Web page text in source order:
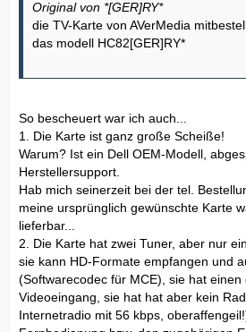
Original von *[GER]RY*
die TV-Karte von AVerMedia
das modell HC82[GER]RY*
So bescheuert war ich auch...
1. Die Karte ist ganz große Scheiße!
Warum? Ist ein Dell OEM-Modell,
Herstellersupport.
Hab mich seinerzeit bei der tel.
meine ursprünglich gewünschte Karte
lieferbar...
2. Die Karte hat zwei Tuner, aber nur
sie kann HD-Formate empfangen und
(Softwarecodec für MCE), sie hat
Videoeingang, sie hat hat aber kein
Internetradio mit 56 kbps,